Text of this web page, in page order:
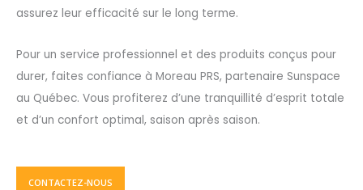
assurez leur efficacité sur le long terme.
Pour un service professionnel et des produits conçus pour
durer, faites confiance à Moreau PRS, partenaire Sunspace
au Québec. Vous profiterez d’une tranquillité d’esprit totale
et d’un confort optimal, saison après saison.
CONTACTEZ-NOUS